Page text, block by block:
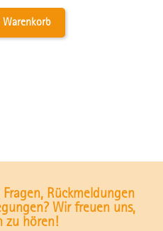
Warenkorb
Fragen, Rückmeldungen
Wir freuen uns,
zu hören!